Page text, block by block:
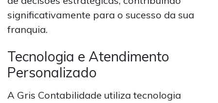
significativamente para o sucesso da sua
franquia.
Tecnologia e Atendimento
Personalizado
A Gris Contabilidade utiliza tecnologia